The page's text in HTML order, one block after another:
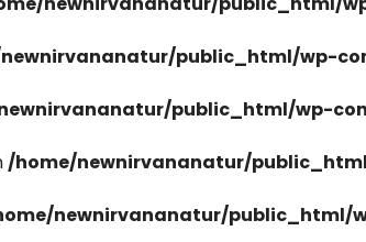
public_html/wp-
public_html/wp-
/home/newnirvananatur/
newnirvananatur/public_html/